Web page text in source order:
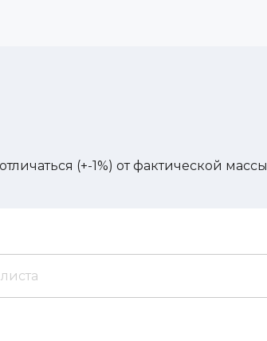
(+-1%) от фактической массы